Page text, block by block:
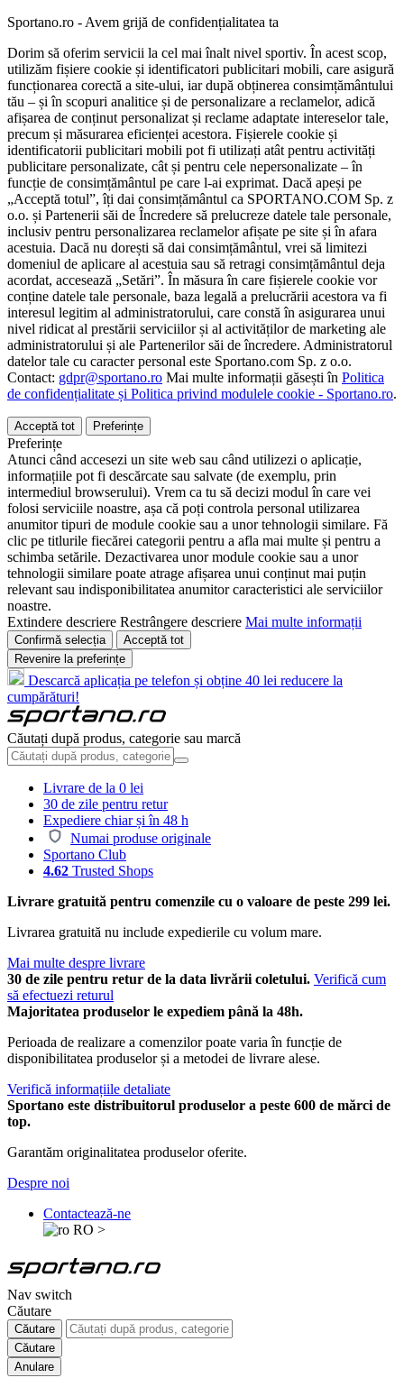
Sportano.ro - Avem grijă de confidențialitatea ta
Dorim să oferim servicii la cel mai înalt nivel sportiv. În acest scop,
utilizăm fișiere cookie și identificatori publicitari mobili, care asigură
funcționarea corectă a site-ului, iar după obținerea consimțământului
tău – și în scopuri analitice și de personalizare a reclamelor, adică
afișarea de conținut personalizat și reclame adaptate intereselor tale,
precum și măsurarea eficienței acestora. Fișierele cookie și
identificatorii publicitari mobili pot fi utilizați atât pentru activități
publicitare personalizate, cât și pentru cele nepersonalizate – în
funcție de consimțământul pe care l-ai exprimat. Dacă apeși pe
„Acceptă totul”, îți dai consimțământul ca SPORTANO.COM Sp. z
o.o. și Partenerii săi de Încredere să prelucreze datele tale personale,
inclusiv pentru personalizarea reclamelor afișate pe site și în afara
acestuia. Dacă nu dorești să dai consimțământul, vrei să limitezi
domeniul de aplicare al acestuia sau să retragi consimțământul deja
acordat, accesează „Setări”. În măsura în care fișierele cookie vor
conține datele tale personale, baza legală a prelucrării acestora va fi
interesul legitim al administratorului, care constă în asigurarea unui
nivel ridicat al prestării serviciilor și al activităților de marketing ale
administratorului și ale Partenerilor săi de încredere. Administratorul
datelor tale cu caracter personal este Sportano.com Sp. z o.o.
Contact: gdpr@sportano.ro Mai multe informații găsești în Politica
de confidențialitate și Politica privind modulele cookie - Sportano.ro.
Acceptă tot Preferințe
Preferințe
Atunci când accesezi un site web sau când utilizezi o aplicație,
informațiile pot fi descărcate sau salvate (de exemplu, prin
intermediul browserului). Vrem ca tu să decizi modul în care vei
folosi serviciile noastre, așa că poți controla personal utilizarea
anumitor tipuri de module cookie sau a unor tehnologii similare. Fă
clic pe titlurile fiecărei categorii pentru a afla mai multe și pentru a
schimba setările. Dezactivarea unor module cookie sau a unor
tehnologii similare poate atrage afișarea unui conținut mai puțin
relevant sau indisponibilitatea anumitor caracteristici ale serviciilor
noastre.
Extindere descriere Restrângere descriere Mai multe informații
Confirmă selecția
Acceptă tot
Revenire la preferințe
Descarcă aplicația pe telefon și obține 40 lei reducere la
cumpărături!
Căutați după produs, categorie sau marcă
Livrare de la 0 lei
30 de zile pentru retur
Expediere chiar și în 48 h
Numai produse originale
Sportano Club
4.62 Trusted Shops
Livrare gratuită pentru comenzile cu o valoare de peste 299 lei.
Livrarea gratuită nu include expedierile cu volum mare.
Mai multe despre livrare
30 de zile pentru retur de la data livrării coletului. Verifică cum
să efectuezi returul
Majoritatea produselor le expediem până la 48h.
Perioada de realizare a comenzilor poate varia în funcție de
disponibilitatea produselor și a metodei de livrare alese.
Verifică informațiile detaliate
Sportano este distribuitorul produselor a peste 600 de mărci de
top.
Garantăm originalitatea produselor oferite.
Despre noi
Contactează-ne
RO >
Nav switch
Căutare
Căutare
Căutare
Anulare